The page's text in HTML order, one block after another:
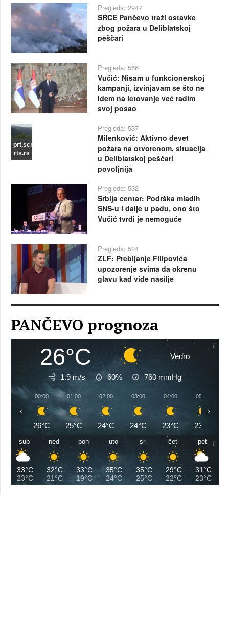
Pregleda: 2947
SRCE Pančevo traži ostavke
zbog požara u Deliblatskoj
peščari
Pregleda: 566
Vučić: Nisam u funkcionerskoj
kampanji, izvinjavam se što ne
idem na letovanje već radim
svoj posao
prt.scr
rts.rs
Pregleda: 537
Milenković: Aktivno devet
požara na otvorenom, situacija
u Deliblatskoj peščari
povoljnija
Pregleda: 532
Srbija centar: Podrška mladih
SNS-u i dalje u padu, ono što
Vučić tvrdi je nemoguće
Pregleda: 524
ZLF: Prebijanje Filipovića
upozorenje svima da okrenu
glavu kad vide nasilje
PANČEVO prognoza
26°C Vedro
1.9 m/s 60% 760 mmHg
00:00
26°C
01:00
25°C
02:00
24°C
03:00
24°C
04:00
23°C
05:00
23°C
‹ ›
sub
33°C
23°C
ned
32°C
21°C
pon
33°C
19°C
uto
35°C
24°C
sri
35°C
25°C
čet
29°C
22°C
pet
31°C
23°C